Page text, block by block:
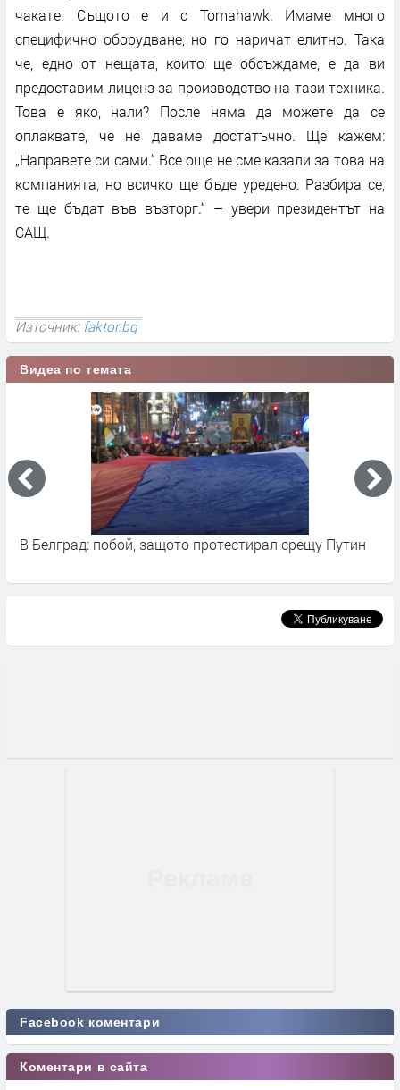
чакате. Същото е и с Tomahawk. Имаме много
специфично оборудване, но го наричат елитно. Така
че, едно от нещата, които ще обсъждаме, е да ви
предоставим лиценз за производство на тази техника.
Това е яко, нали? После няма да можете да се
оплаквате, че не даваме достатъчно. Ще кажем:
„Направете си сами.“ Все още не сме казали за това на
компанията, но всичко ще бъде уредено. Разбира се,
те ще бъдат във възторг.“ – увери президентът на
САЩ.
Източник:faktor.bg
Видеа по темата
В Белград: побой, защото протестирал срещу Путин
Facebook коментари
Коментари в сайта